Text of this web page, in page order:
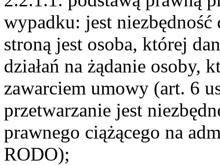
wypadku: jest
stroną jest osoba, której
działań na żądanie osoby,
zawarciem umowy (art. 6
przetwarzanie jest
prawnego ciążącego na
RODO);